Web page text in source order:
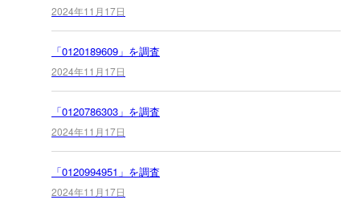
2024年11月17日
「0120189609」を調査
2024年11月17日
「0120786303」を調査
2024年11月17日
「0120994951」を調査
2024年11月17日